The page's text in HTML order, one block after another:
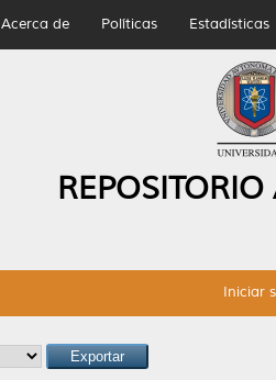
Acerca de Políticas Estadísticas
Iniciar